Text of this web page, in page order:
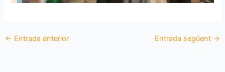
← Entrada anterior Entrada següent →